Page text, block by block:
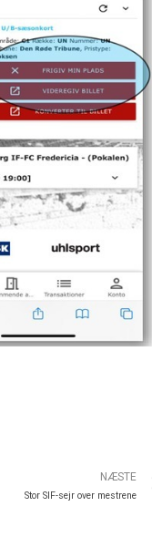
NÆSTE
Stor SIF-sejr over mestrene